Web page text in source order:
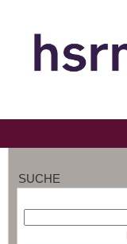
SUCHE